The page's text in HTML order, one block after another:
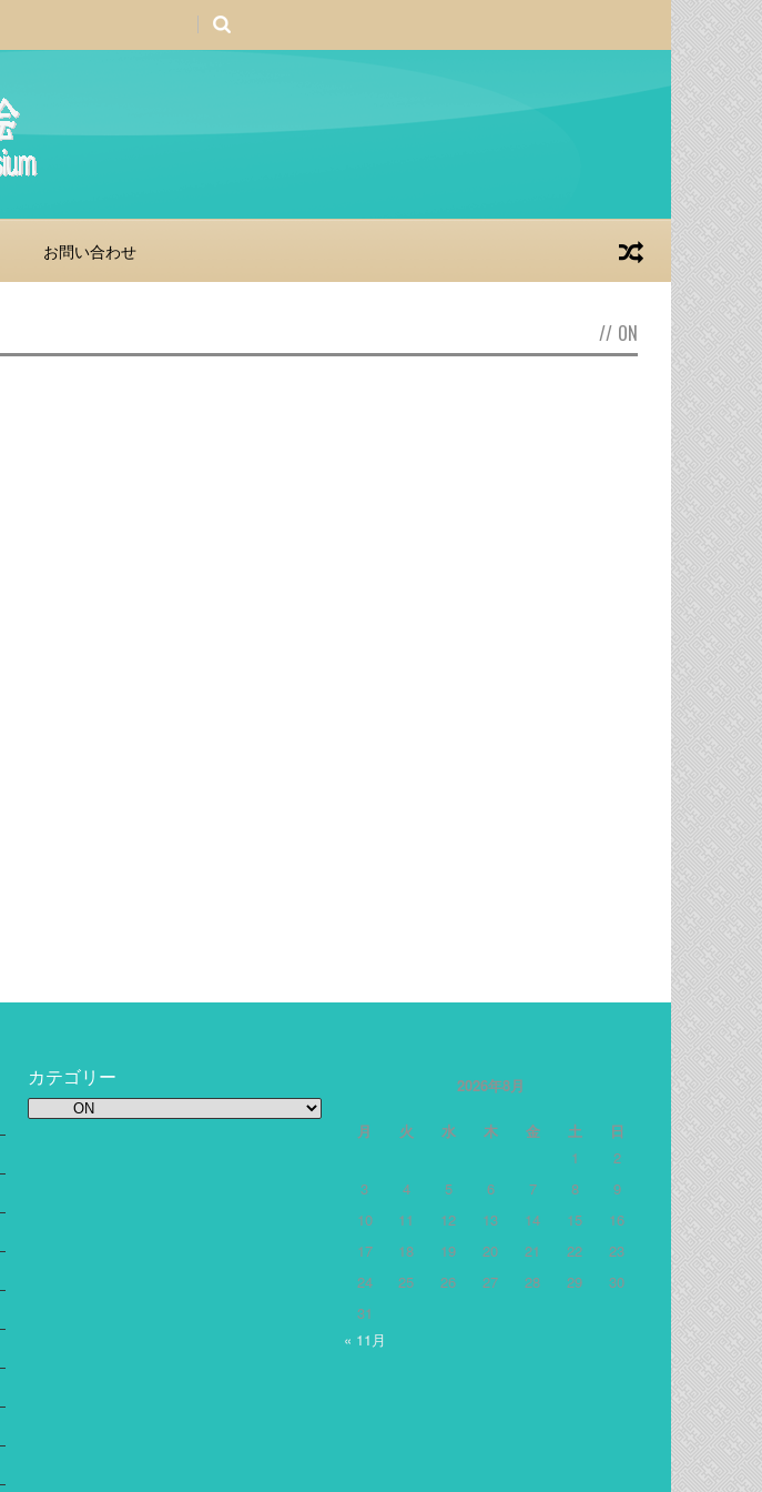
お問い合わせ
// ON
カテゴリー
カ
2026年8月
月 火 水 木 金 土
日
1
2
3
4 5 6 7 8
9
10
11 12 13 14 15
16
17
18 19 20 21 22
23
24
25 26 27 28 29
30
31
« 11月